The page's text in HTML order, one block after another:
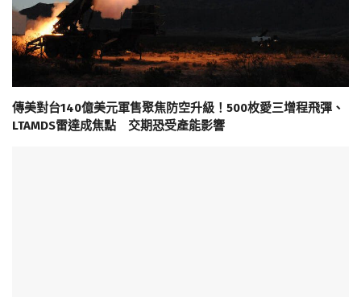
傳美對台140億美元軍售聚焦防空升級！500枚愛三增程飛彈、
LTAMDS雷達成焦點 交期恐受產能影響